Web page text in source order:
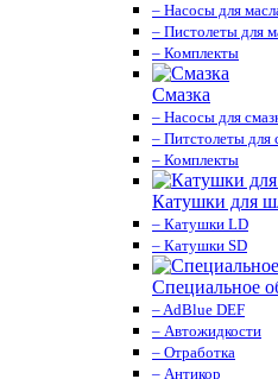
– Насосы для
– Пистолеты для
– Комплекты
Смазка
– Насосы для
– Питстолеты для
– Комплекты
Катушки для
– Катушки LD
– Катушки SD
Специальное
– AdBlue DEF
– Автожидкости
– Отработка
– Антикор